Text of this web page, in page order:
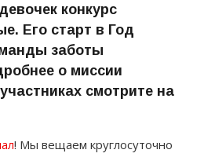
конкурс
Его старт в Год
заботы
о миссии
смотрите на
! Мы вещаем круглосуточно